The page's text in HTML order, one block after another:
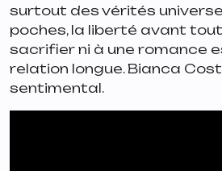
surtout des vérités
poches, la liberté avant
sacrifier ni à une romance
relation longue. Bianca
sentimental.